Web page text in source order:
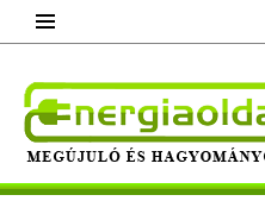
content
Megújuló és